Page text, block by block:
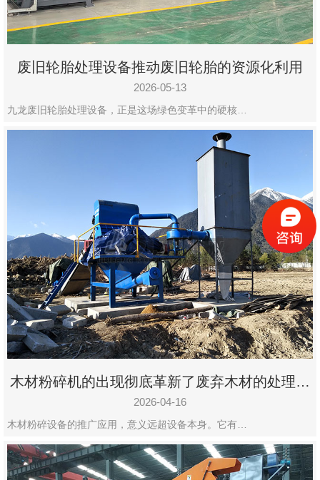
废旧轮胎处理设备推动废旧轮胎的资源化利用
2026-05-13
九龙废旧轮胎处理设备，正是这场绿色变革中的硬核…
木材粉碎机的出现彻底革新了废弃木材的处理模
式
2026-04-16
木材粉碎设备的推广应用，意义远超设备本身。它有…